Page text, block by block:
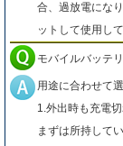
合、過放電にな
ットして使用し
モバイルバッテ
用途に合わせて
1.外出時も充電
まずは所持して